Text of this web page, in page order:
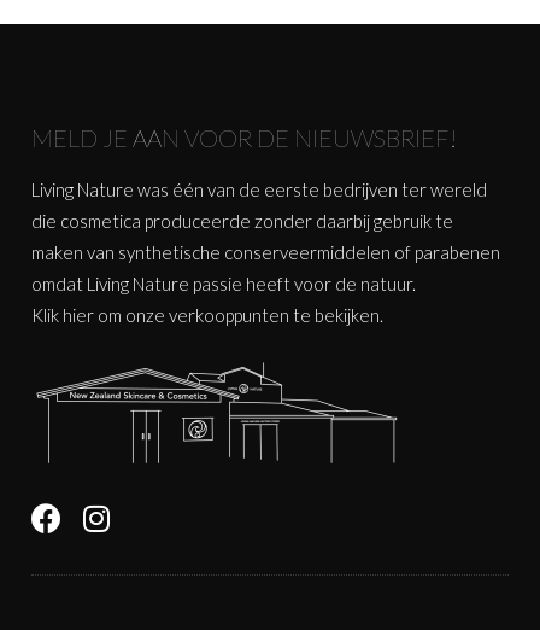
MELD JE AAN VOOR DE NIEUWSBRIEF!
Living Nature was één van de eerste bedrijven ter wereld
die cosmetica produceerde zonder daarbij gebruik te
maken van synthetische conserveermiddelen of parabenen
omdat Living Nature passie heeft voor de natuur.
Klik hier om onze verkooppunten te bekijken.